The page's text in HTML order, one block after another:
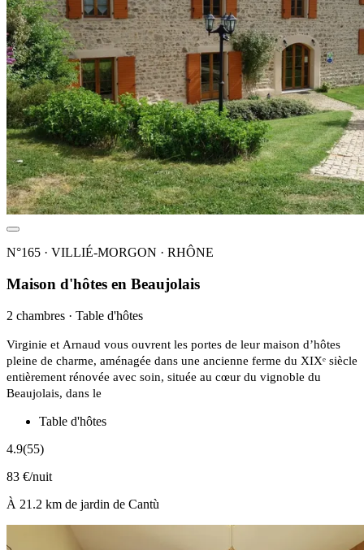
N°165 · VILLIÉ-MORGON · RHÔNE
Maison d'hôtes en Beaujolais
2 chambres · Table d'hôtes
Virginie et Arnaud vous ouvrent les portes de leur maison d’hôtes
pleine de charme, aménagée dans une ancienne ferme du XIXᵉ siècle
entièrement rénovée avec soin, située au cœur du vignoble du
Beaujolais, dans le
Table d'hôtes
4.9(55)
83 €/nuit
À 21.2 km de jardin de Cantù